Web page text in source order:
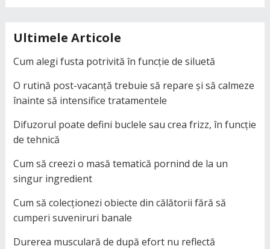
Ultimele Articole
Cum alegi fusta potrivită în funcție de siluetă
O rutină post-vacanță trebuie să repare și să calmeze
înainte să intensifice tratamentele
Difuzorul poate defini buclele sau crea frizz, în funcție
de tehnică
Cum să creezi o masă tematică pornind de la un
singur ingredient
Cum să colecționezi obiecte din călătorii fără să
cumperi suveniruri banale
Durerea musculară de după efort nu reflectă